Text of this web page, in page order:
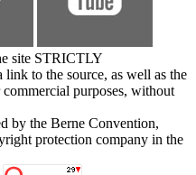
site STRICTLY
to the source, as well as the
purposes, without
by the Berne Convention,
protection company in the